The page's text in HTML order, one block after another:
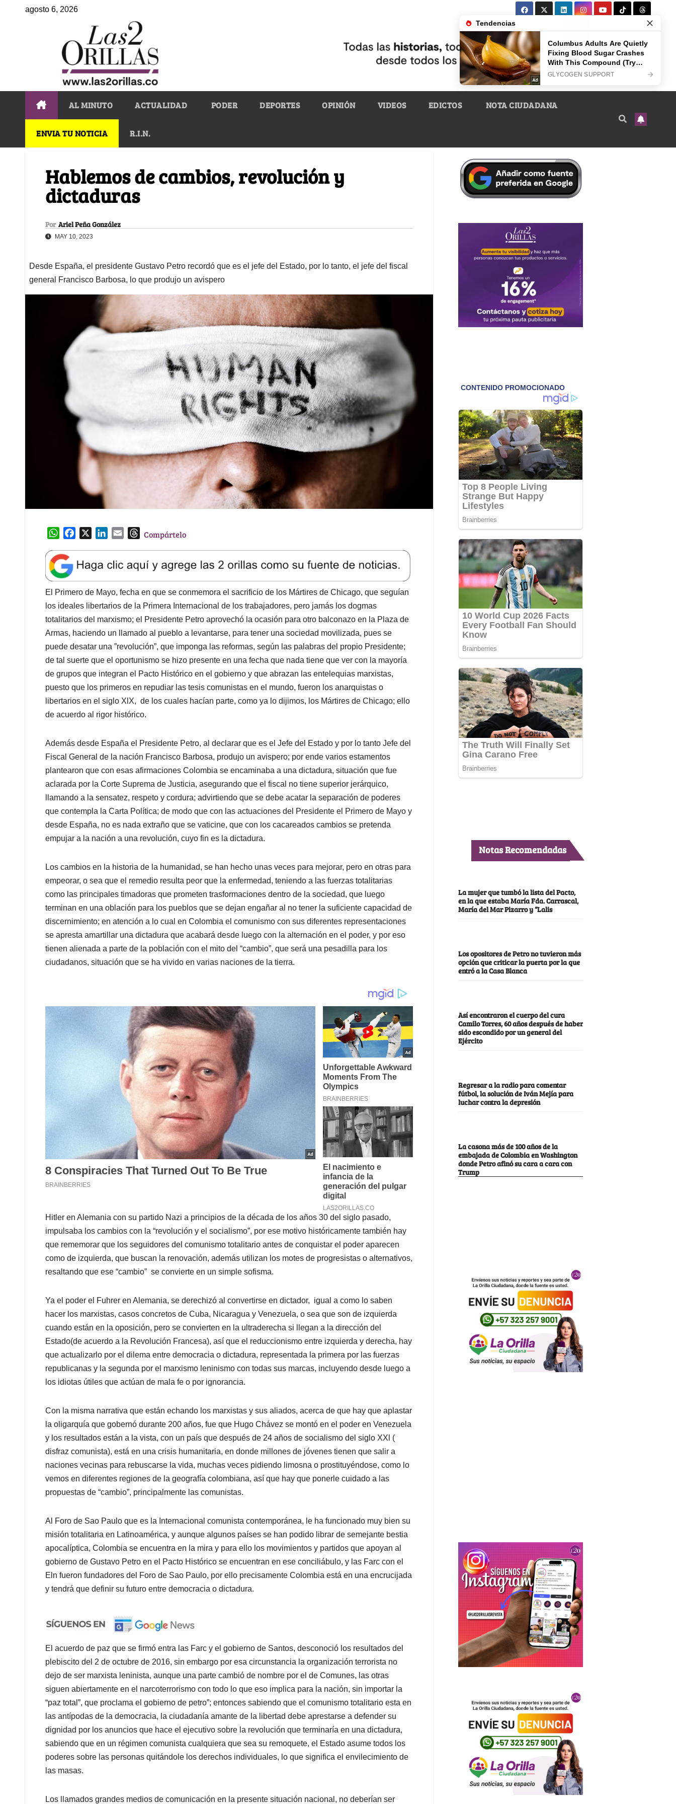
agosto 6, 2026
AL MINUTO ACTUALIDAD PODER DEPORTES OPINIÓN VIDEOS EDICTOS NOTA CIUDADANA
ENVIA TU NOTICIA R.I.N.
Hablemos de cambios, revolución y
dictaduras
Por Ariel Peña González
MAY 10, 2023
Desde España, el presidente Gustavo Petro recordó que es el jefe del Estado, por lo tanto, el jefe del fiscal
general Francisco Barbosa, lo que produjo un avispero
W
a
t
s
A
p
p
e
b
o
o
k
k
e
d
I
n
l
T
e
a
d
s
Compártelo
El Primero de Mayo, fecha en que se conmemora el sacrificio de los Mártires de Chicago, que seguían
los ideales libertarios de la Primera Internacional de los trabajadores, pero jamás los dogmas
totalitarios del marxismo; el Presidente Petro aprovechó la ocasión para otro balconazo en la Plaza de
Armas, haciendo un llamado al pueblo a levantarse, para tener una sociedad movilizada, pues se
puede desatar una ”revolución”, que imponga las reformas, según las palabras del propio Presidente;
de tal suerte que el oportunismo se hizo presente en una fecha que nada tiene que ver con la mayoría
de grupos que integran el Pacto Histórico en el gobierno y que abrazan las entelequias marxistas,
puesto que los primeros en repudiar las tesis comunistas en el mundo, fueron los anarquistas o
libertarios en el siglo XlX, de los cuales hacían parte, como ya lo dijimos, los Mártires de Chicago; ello
de acuerdo al rigor histórico.
Además desde España el Presidente Petro, al declarar que es el Jefe del Estado y por lo tanto Jefe del
Fiscal General de la nación Francisco Barbosa, produjo un avispero; por ende varios estamentos
plantearon que con esas afirmaciones Colombia se encaminaba a una dictadura, situación que fue
aclarada por la Corte Suprema de Justicia, asegurando que el fiscal no tiene superior jerárquico,
llamando a la sensatez, respeto y cordura; advirtiendo que se debe acatar la separación de poderes
que contempla la Carta Política; de modo que con las actuaciones del Presidente el Primero de Mayo y
desde España, no es nada extraño que se vaticine, que con los cacareados cambios se pretenda
empujar a la nación a una revolución, cuyo fin es la dictadura.
Los cambios en la historia de la humanidad, se han hecho unas veces para mejorar, pero en otras para
empeorar, o sea que el remedio resulta peor que la enfermedad, teniendo a las fuerzas totalitarias
como las principales timadoras que prometen trasformaciones dentro de la sociedad, que luego
terminan en una oblación para los pueblos que se dejan engañar al no tener la suficiente capacidad de
discernimiento; en atención a lo cual en Colombia el comunismo con sus diferentes representaciones
se apresta amartillar una dictadura que acabará desde luego con la alternación en el poder, y por eso
tienen alienada a parte de la población con el mito del “cambio”, que será una pesadilla para los
ciudadanos, situación que se ha vivido en varias naciones de la tierra.
Hitler en Alemania con su partido Nazi a principios de la década de los años 30 del siglo pasado,
impulsaba los cambios con la “revolución y el socialismo”, por ese motivo históricamente también hay
que rememorar que los seguidores del comunismo totalitario antes de conquistar el poder aparecen
como de izquierda, que buscan la renovación, además utilizan los motes de progresistas o alternativos,
resaltando que ese “cambio” se convierte en un simple sofisma.
Ya el poder el Fuhrer en Alemania, se derechizó al convertirse en dictador, igual a como lo saben
hacer los marxistas, casos concretos de Cuba, Nicaragua y Venezuela, o sea que son de izquierda
cuando están en la oposición, pero se convierten en la ultraderecha si llegan a la dirección del
Estado(de acuerdo a la Revolución Francesa), así que el reduccionismo entre izquierda y derecha, hay
que actualizarlo por el dilema entre democracia o dictadura, representada la primera por las fuerzas
republicanas y la segunda por el marxismo leninismo con todas sus marcas, incluyendo desde luego a
los idiotas útiles que actúan de mala fe o por ignorancia.
Con la misma narrativa que están echando los marxistas y sus aliados, acerca de que hay que aplastar
la oligarquía que gobernó durante 200 años, fue que Hugo Chávez se montó en el poder en Venezuela
y los resultados están a la vista, con un país que después de 24 años de socialismo del siglo XXl (
disfraz comunista), está en una crisis humanitaria, en donde millones de jóvenes tienen que salir a
naciones vecinas para rebuscarse la vida, muchas veces pidiendo limosna o prostituyéndose, como lo
vemos en diferentes regiones de la geografía colombiana, así que hay que ponerle cuidado a las
propuestas de “cambio”, principalmente las comunistas.
Al Foro de Sao Paulo que es la Internacional comunista contemporánea, le ha funcionado muy bien su
misión totalitaria en Latinoamérica, y aunque algunos países se han podido librar de semejante bestia
apocalíptica, Colombia se encuentra en la mira y para ello los movimientos y partidos que apoyan al
gobierno de Gustavo Petro en el Pacto Histórico se encuentran en ese conciliábulo, y las Farc con el
Eln fueron fundadores del Foro de Sao Paulo, por ello precisamente Colombia está en una encrucijada
y tendrá que definir su futuro entre democracia o dictadura.
El acuerdo de paz que se firmó entra las Farc y el gobierno de Santos, desconoció los resultados del
plebiscito del 2 de octubre de 2016, sin embargo por esa circunstancia la organización terrorista no
dejo de ser marxista leninista, aunque una parte cambió de nombre por el de Comunes, las otras
siguen abiertamente en el narcoterrorismo con todo lo que eso implica para la nación, sin importar la
“paz total”, que proclama el gobierno de petro”; entonces sabiendo que el comunismo totalitario esta en
las antípodas de la democracia, la ciudadanía amante de la libertad debe aprestarse a defender su
dignidad por los anuncios que hace el ejecutivo sobre la revolución que terminaría en una dictadura,
sabiendo que en un régimen comunista cualquiera que sea su remoquete, el Estado asume todos los
poderes sobre las personas quitándole los derechos individuales, lo que significa el envilecimiento de
las masas.
Los llamados grandes medios de comunicación en la presente situación nacional, no deberían ser
Notas Recomendadas
La mujer que tumbó la lista del Pacto,
en la que estaba María Fda. Carrascal,
María del Mar Pizarro y “Lalis
Los opositores de Petro no tuvieron más
opción que criticar la puerta por la que
entró a la Casa Blanca
Así encontraron el cuerpo del cura
Camilo Torres, 60 años después de haber
sido escondido por un general del
Ejército
Regresar a la radio para comentar
fútbol, la solución de Iván Mejía para
luchar contra la depresión
La casona más de 100 años de la
embajada de Colombia en Washington
donde Petro afinó su cara a cara con
Trump